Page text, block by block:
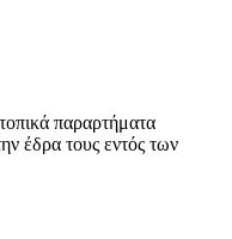
παραρτήματα
έδρα τους εντός των